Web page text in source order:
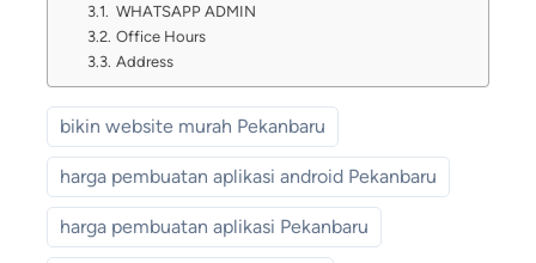
WHATSAPP ADMIN
Office Hours
Address
bikin website murah Pekanbaru
harga pembuatan aplikasi android Pekanbaru
harga pembuatan aplikasi Pekanbaru